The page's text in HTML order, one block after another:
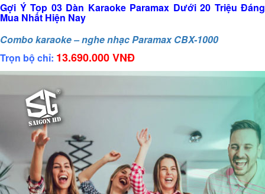
Gợi Ý Top 03 Dàn Karaoke Paramax Dưới 20 Triệu Đáng
Mua Nhất Hiện Nay
Combo karaoke – nghe nhạc Paramax CBX-1000
Trọn bộ chỉ: 13.690.000 VNĐ